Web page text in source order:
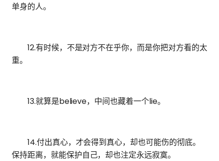
单身的人。
12.有时候，不是对方不在乎你，而是你把对方看的太
重。
13.就算是believe，中间也藏着一个lie。
14.付出真心，才会得到真心，却也可能伤的彻底。
保持距离，就能保护自己，却也注定永远寂寞。